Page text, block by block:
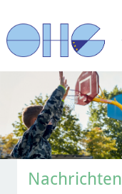
Nachrichten